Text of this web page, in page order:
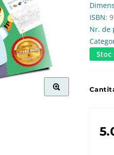
ISBN:
Nr. de
Stoc